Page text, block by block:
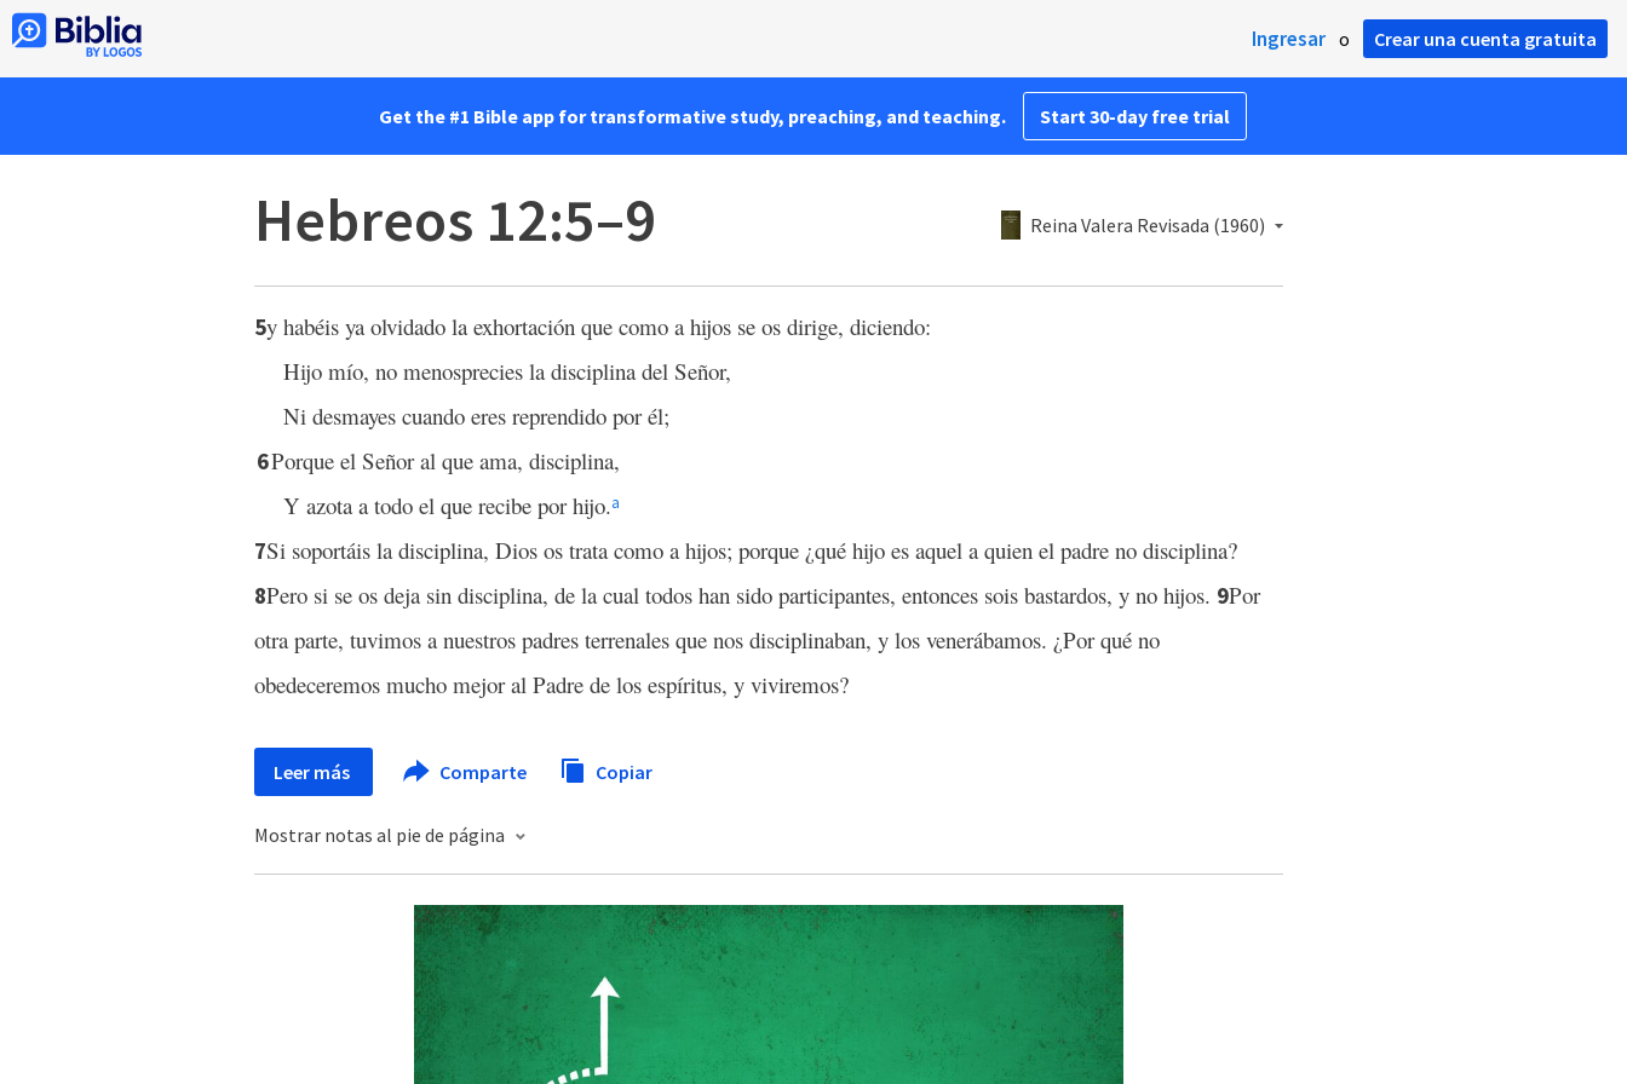
Ingresar o Crear una cuenta gratuita
Get the #1 Bible app for transformative study, preaching, and teaching. Start 30-day free trial
Hebreos 12:5–9 Reina Valera Revisada (1960)
5y habéis ya olvidado la exhortación que como a hijos se os dirige, diciendo:
Hijo mío, no menosprecies la disciplina del Señor,
Ni desmayes cuando eres reprendido por él;
6Porque el Señor al que ama, disciplina,
Y azota a todo el que recibe por hijo.a
7Si soportáis la disciplina, Dios os trata como a hijos; porque ¿qué hijo es aquel a quien el padre no disciplina?
8Pero si se os deja sin disciplina, de la cual todos han sido participantes, entonces sois bastardos, y no hijos. 9Por
otra parte, tuvimos a nuestros padres terrenales que nos disciplinaban, y los venerábamos. ¿Por qué no
obedeceremos mucho mejor al Padre de los espíritus, y viviremos?
Leer más Comparte Copiar
Mostrar notas al pie de página